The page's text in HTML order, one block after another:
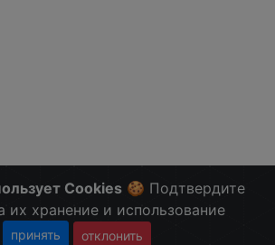
Cookies 🍪 Подтвердите
их хранение и использование
принять отклонить